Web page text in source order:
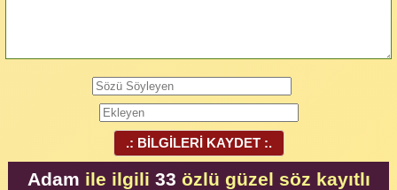
.: BİLGİLERİ KAYDET :.
Adam ile ilgili 33 özlü güzel söz kayıtlı